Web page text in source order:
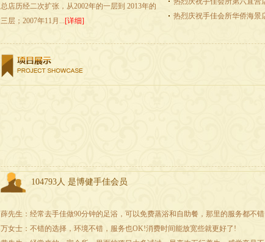
总店历经二次扩张，从2002年的一层到 2013年的
三层；2007年11月...[详细]
热烈庆祝手佳会所华侨海
104793人 是博健手佳会员
薛先生：经常去手佳做90分钟的足浴，可以免费蒸浴和自助餐，那里的服务都不错
万女士：不错的选择，环境不错，服务也OK!消费时间能放宽些就更好了!